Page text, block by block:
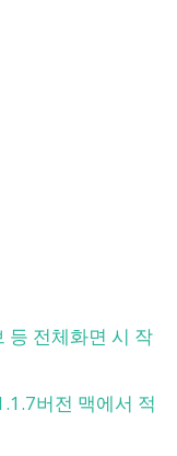
등 전체화면 시 작
버전 맥에서 적